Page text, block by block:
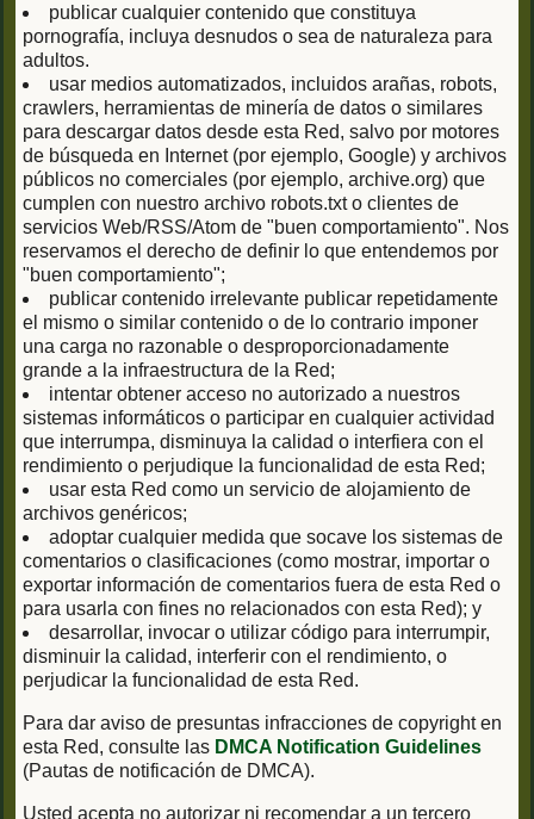
publicar cualquier contenido que constituya
pornografía, incluya desnudos o sea de naturaleza para
adultos.
usar medios automatizados, incluidos arañas, robots,
crawlers, herramientas de minería de datos o similares
para descargar datos desde esta Red, salvo por motores
de búsqueda en Internet (por ejemplo, Google) y archivos
públicos no comerciales (por ejemplo, archive.org) que
cumplen con nuestro archivo robots.txt o clientes de
servicios Web/RSS/Atom de "buen comportamiento". Nos
reservamos el derecho de definir lo que entendemos por
"buen comportamiento";
publicar contenido irrelevante publicar repetidamente
el mismo o similar contenido o de lo contrario imponer
una carga no razonable o desproporcionadamente
grande a la infraestructura de la Red;
intentar obtener acceso no autorizado a nuestros
sistemas informáticos o participar en cualquier actividad
que interrumpa, disminuya la calidad o interfiera con el
rendimiento o perjudique la funcionalidad de esta Red;
usar esta Red como un servicio de alojamiento de
archivos genéricos;
adoptar cualquier medida que socave los sistemas de
comentarios o clasificaciones (como mostrar, importar o
exportar información de comentarios fuera de esta Red o
para usarla con fines no relacionados con esta Red); y
desarrollar, invocar o utilizar código para interrumpir,
disminuir la calidad, interferir con el rendimiento, o
perjudicar la funcionalidad de esta Red.
Para dar aviso de presuntas infracciones de copyright en
esta Red, consulte las DMCA Notification Guidelines
(Pautas de notificación de DMCA).
Usted acepta no autorizar ni recomendar a un tercero